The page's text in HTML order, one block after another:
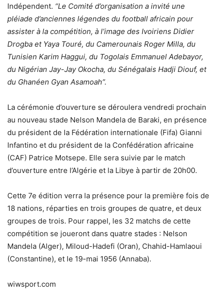
Indépendent. “Le Comité d’organisation a invité une
pléiade d’anciennes légendes du football africain pour
assister à la compétition, à l’image des Ivoiriens Didier
Drogba et Yaya Touré, du Camerounais Roger Milla, du
Tunisien Karim Haggui, du Togolais Emmanuel Adebayor,
du Nigérian Jay-Jay Okocha, du Sénégalais Hadji Diouf, et
du Ghanéen Gyan Asamoah”.
La cérémonie d’ouverture se déroulera vendredi prochain
au nouveau stade Nelson Mandela de Baraki, en présence
du président de la Fédération internationale (Fifa) Gianni
Infantino et du président de la Confédération africaine
(CAF) Patrice Motsepe. Elle sera suivie par le match
d’ouverture entre l’Algérie et la Libye à partir de 20h00.
Cette 7e édition verra la présence pour la première fois de
18 nations, réparties en trois groupes de quatre, et deux
groupes de trois. Pour rappel, les 32 matchs de cette
compétition se joueront dans quatre stades : Nelson
Mandela (Alger), Miloud-Hadefi (Oran), Chahid-Hamlaoui
(Constantine), et le 19-mai 1956 (Annaba).
wiwsport.com